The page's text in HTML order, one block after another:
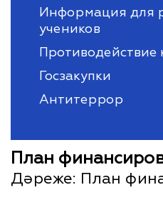
Информация для
учеников
Противодействие
Госзакупки
Антитеррор
План
Дәреже: План